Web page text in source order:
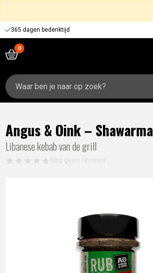
365 dagen bedenktijd
Zoeken
naar:
Angus & Oink – Shawarma
Libanese kebab van de grill